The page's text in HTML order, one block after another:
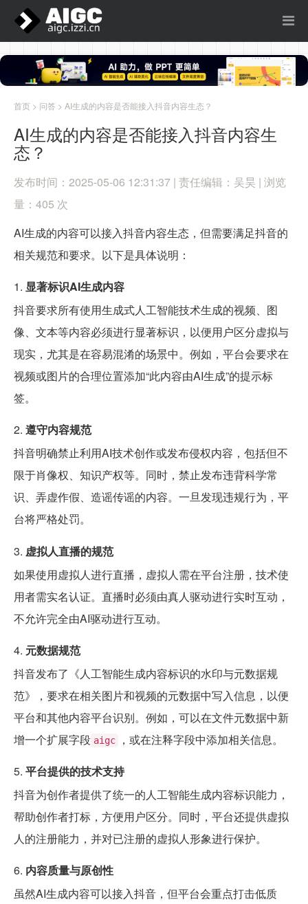
首页 > 问答 > AI生成的内容是否能接入抖音内容生态？
AI生成的内容是否能接入抖音内容生
态？
发布时间：2025-05-06 12:31:37 | 责任编辑：吴昊 | 浏览
量：405 次
AI生成的内容可以接入抖音内容生态，但需要满足抖音的
相关规范和要求。以下是具体说明：
1. 显著标识AI生成内容
抖音要求所有使用生成式人工智能技术生成的视频、图
像、文本等内容必须进行显著标识，以便用户区分虚拟与
现实，尤其是在容易混淆的场景中。例如，平台会要求在
视频或图片的合理位置添加“此内容由AI生成”的提示标
签。
2. 遵守内容规范
抖音明确禁止利用AI技术创作或发布侵权内容，包括但不
限于肖像权、知识产权等。同时，禁止发布违背科学常
识、弄虚作假、造谣传谣的内容。一旦发现违规行为，平
台将严格处罚。
3. 虚拟人直播的规范
如果使用虚拟人进行直播，虚拟人需在平台注册，技术使
用者需实名认证。直播时必须由真人驱动进行实时互动，
不允许完全由AI驱动进行互动。
4. 元数据规范
抖音发布了《人工智能生成内容标识的水印与元数据规
范》，要求在相关图片和视频的元数据中写入信息，以便
平台和其他内容平台识别。例如，可以在文件元数据中新
增一个扩展字段 aigc ，或在注释字段中添加相关信息。
5. 平台提供的技术支持
抖音为创作者提供了统一的人工智能生成内容标识能力，
帮助创作者打标，方便用户区分。同时，平台还提供虚拟
人的注册能力，并对已注册的虚拟人形象进行保护。
6. 内容质量与原创性
虽然AI生成内容可以接入抖音，但平台会重点打击低质